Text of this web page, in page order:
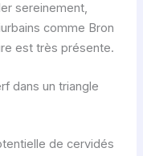
sereinement,
comme Bron
est très présente.
dans un triangle
de cervidés